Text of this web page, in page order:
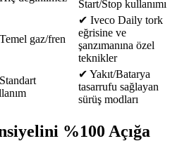
Start/Stop kullanımı
Temel gaz/fren
✔ Iveco Daily tork
eğrisine ve
şanzımanına özel
teknikler
Standart
✔ Yakıt/Batarya
tasarrufu sağlayan
sürüş modları
%100 Açığa